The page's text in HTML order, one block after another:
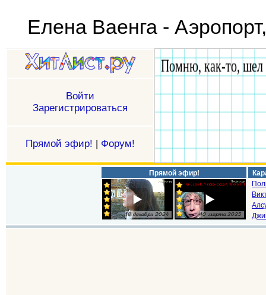
Елена Ваенга -
Войти
Зарегистрироваться
Прямой эфир! | Форум!
Прямой эфир!